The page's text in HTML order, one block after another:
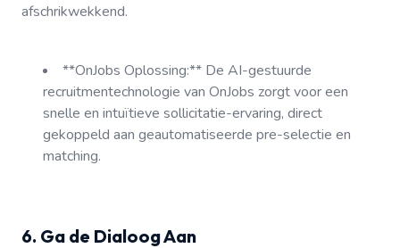
afschrikwekkend.
**OnJobs Oplossing:** De AI-gestuurde
recruitmentechnologie van OnJobs zorgt voor een
snelle en intuïtieve sollicitatie-ervaring, direct
gekoppeld aan geautomatiseerde pre-selectie en
matching.
6. Ga de Dialoog Aan